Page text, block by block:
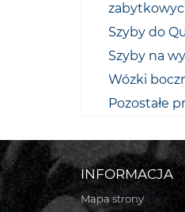
Szyby do
Szyby na
Wózki
Pozostałe
INFORMACJA
Mapa strony